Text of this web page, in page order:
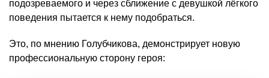
подозреваемого и через сближение с девушкой лёгкого
поведения пытается к нему подобраться.
Это, по мнению Голубчикова, демонстрирует новую
профессиональную сторону героя: